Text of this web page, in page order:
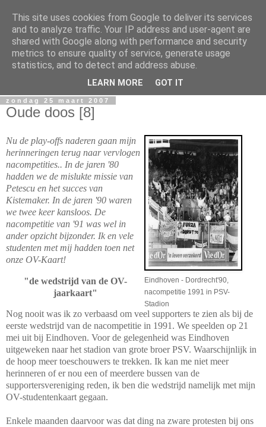
Sacha's
Mijn online dagboek.. Geniet ervan, en laat vooral weten wat
je ervan denkt!
zondag 25 maart 2007
Oude doos [8]
Eindhoven - Dordrecht'90,
nacompetitie 1991 in PSV-
Stadion
Nu de play-offs naderen gaan mijn
herinneringen terug naar vervlogen
nacompetities.. In de jaren '80
hadden we de mislukte missie van
Petescu en het succes van
Kistemaker. In de jaren '90 waren
we twee keer kansloos. De
nacompetitie van '91 was wel in
ander opzicht bijzonder. Ik en vele
studenten met mij hadden toen net
onze OV-Kaart!
"de wedstrijd van de OV-
jaarkaart"
Nog nooit was ik zo verbaasd om veel supporters te zien als bij de
eerste wedstrijd van de nacompetitie in 1991. We speelden op 21
mei uit bij Eindhoven. Voor de gelegenheid was Eindhoven
uitgeweken naar het stadion van grote broer PSV. Waarschijnlijk in
de hoop meer toeschouwers te trekken. Ik kan me niet meer
herinneren of er nou een of meerdere bussen van de
supportersvereniging reden, ik ben die wedstrijd namelijk met mijn
OV-studentenkaart gegaan.
Enkele maanden daarvoor was dat ding na zware protesten bij ons
This site uses cookies from Google to deliver its services
and to analyze traffic. Your IP address and user-agent are
shared with Google along with performance and security
metrics to ensure quality of service, generate usage
statistics, and to detect and address abuse.
LEARN MORE GOT IT